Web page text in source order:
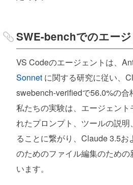
SWE-benchでのエー
VS Codeのエージェントは、
Sonnet に関する研究に従い、
swebench-verifiedで56.0%の合
私たちの実験は、エージェント
れたプロンプト、ツールの説
ることに繋がり、Claude 3.5お
のためのファイル編集のため
います。